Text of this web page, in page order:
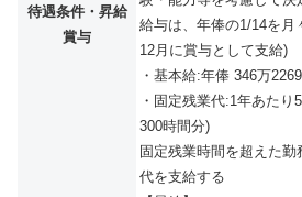
待遇条件・昇給
賞与
給与は、年俸の1/14を月
12月に賞与として⽀給)
・基本給:年俸 346万
・固定残業代:1年あたり
300時間分)
固定残業時間を超えた
代を支給する